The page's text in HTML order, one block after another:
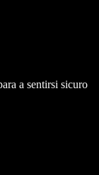
a sentirsi sicuro